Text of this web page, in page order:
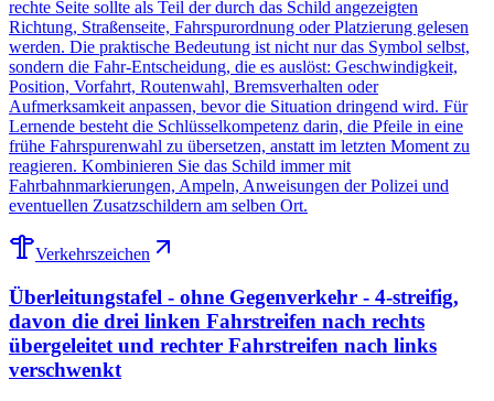
rechte Seite sollte als Teil der durch das Schild angezeigten
Richtung, Straßenseite, Fahrspurordnung oder Platzierung gelesen
werden. Die praktische Bedeutung ist nicht nur das Symbol selbst,
sondern die Fahr-Entscheidung, die es auslöst: Geschwindigkeit,
Position, Vorfahrt, Routenwahl, Bremsverhalten oder
Aufmerksamkeit anpassen, bevor die Situation dringend wird. Für
Lernende besteht die Schlüsselkompetenz darin, die Pfeile in eine
frühe Fahrspurenwahl zu übersetzen, anstatt im letzten Moment zu
reagieren. Kombinieren Sie das Schild immer mit
Fahrbahnmarkierungen, Ampeln, Anweisungen der Polizei und
eventuellen Zusatzschildern am selben Ort.
Verkehrszeichen
Überleitungstafel - ohne Gegenverkehr - 4-streifig,
davon die drei linken Fahrstreifen nach rechts
übergeleitet und rechter Fahrstreifen nach links
verschwenkt